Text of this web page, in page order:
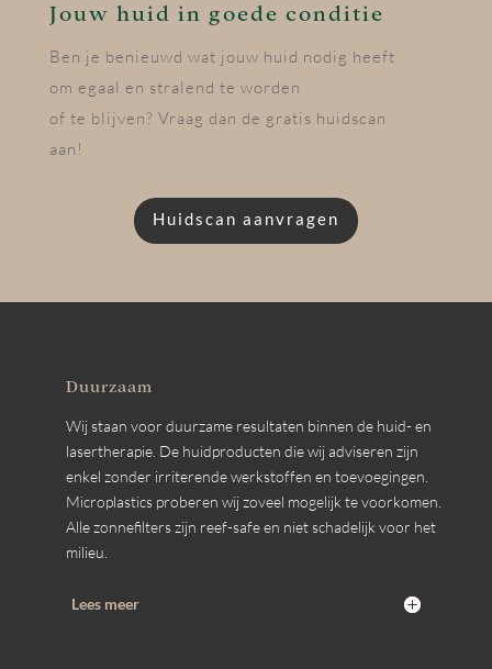
Jouw huid in goede conditie
Ben je benieuwd wat jouw huid nodig heeft
om egaal en stralend te worden
of te blijven? Vraag dan de gratis huidscan
aan!
Huidscan aanvragen
Duurzaam
Wij staan voor duurzame resultaten binnen de huid- en
lasertherapie. De huidproducten die wij adviseren zijn
enkel zonder irriterende werkstoffen en toevoegingen.
Microplastics proberen wij zoveel mogelijk te voorkomen.
Alle zonnefilters zijn reef-safe en niet schadelijk voor het
milieu.
Lees meer